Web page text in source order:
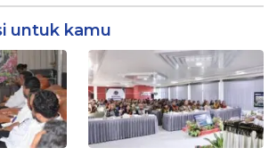
October 2026
untuk kamu